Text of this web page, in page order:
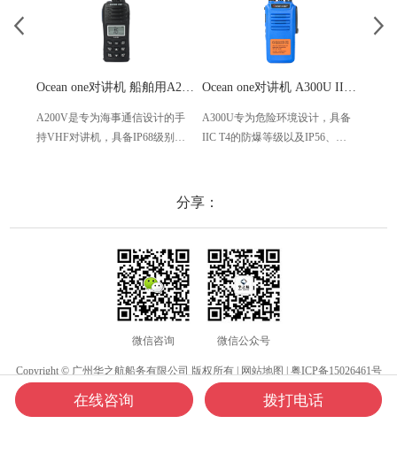
A200V是专为海事通信设计的手
持VHF对讲机，具备IP68级别的
守功能。没有信号或长时间无操
A300U专为危险环境设计，具备
IIC T4的防爆等级以及IP56、
使用
分享：
微信咨询 微信公众号
Copyright © 广州华之航船务有限公司 版权所有 | 网站地图 | 粤ICP备15026461号
在线咨询 拨打电话